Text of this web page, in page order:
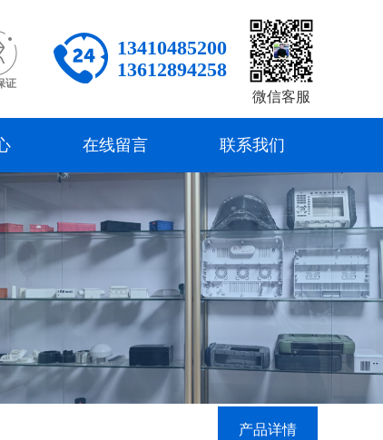
证
13410485200
13612894258
微信客服
在线留言 联系我们
产品详情